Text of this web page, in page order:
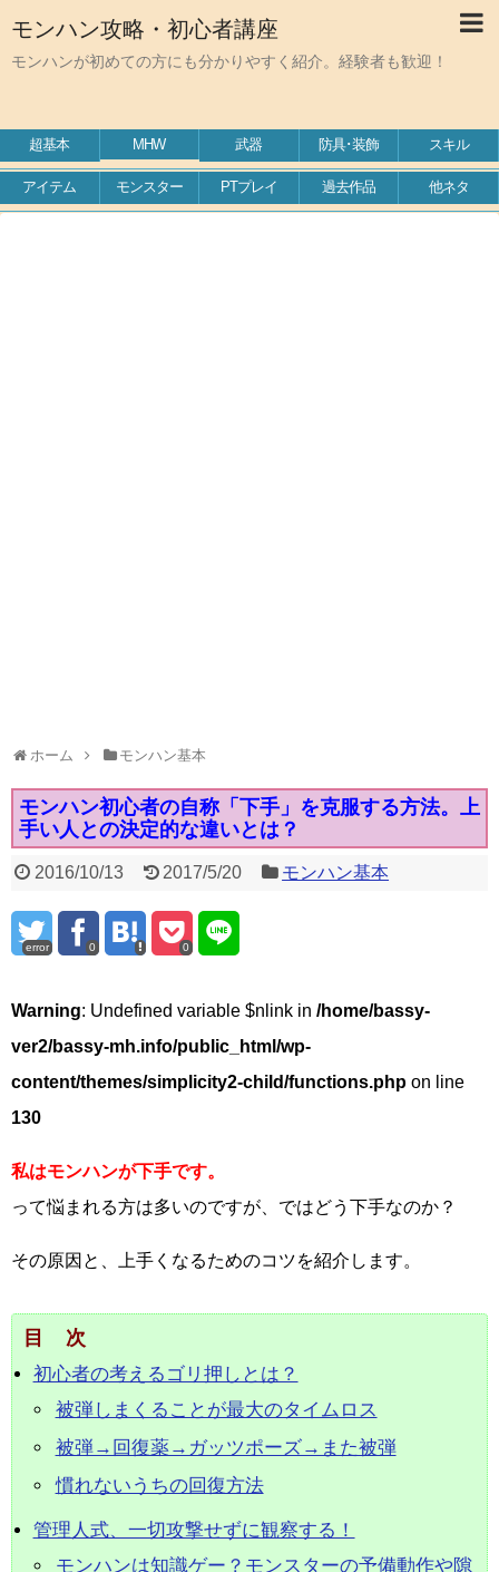
モンハン攻略・初心者講座
モンハンが初めての方にも分かりやすく紹介。経験者も歓迎！
超基本 MHW 武器 防具･装飾 スキル
アイテム モンスター PTプレイ 過去作品 他ネタ
ホーム モンハン基本
モンハン初心者の自称「下手」を克服する方法。上
手い人との決定的な違いとは？
2016/10/13 2017/5/20 モンハン基本
error 0 0
Warning: Undefined variable $nlink in /home/bassy-
ver2/bassy-mh.info/public_html/wp-
content/themes/simplicity2-child/functions.php on line
130
私はモンハンが下手です。
って悩まれる方は多いのですが、ではどう下手なのか？
その原因と、上手くなるためのコツを紹介します。
目次
初心者の考えるゴリ押しとは？
被弾しまくることが最大のタイムロス
被弾→回復薬→ガッツポーズ→また被弾
慣れないうちの回復方法
管理人式、一切攻撃せずに観察する！
モンハンは知識ゲー？モンスターの予備動作や隙